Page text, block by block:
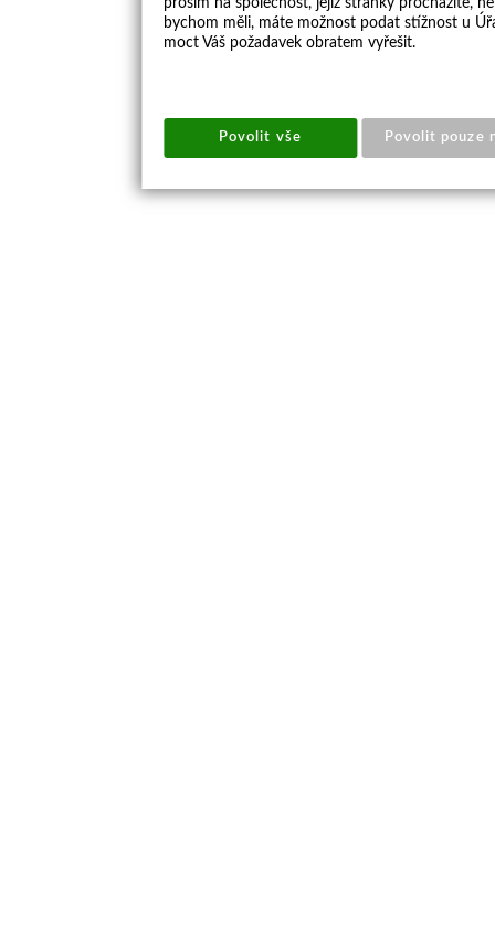
bychom měli, máte možnost podat stížnost u
moct Váš požadavek obratem vyřešit.
Povolit vše Povolit pouze